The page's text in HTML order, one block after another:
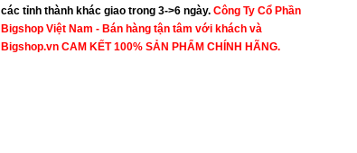
các tỉnh thành khác giao trong 3->6 ngày. Công Ty Cổ Phần
Bigshop Việt Nam - Bán hàng tận tâm với khách và
Bigshop.vn CAM KẾT 100% SẢN PHẨM CHÍNH HÃNG.